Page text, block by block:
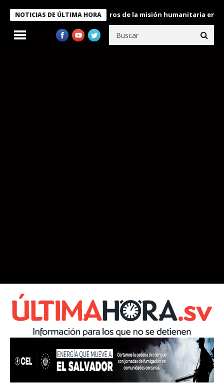
NOTICIAS DE ÚLTIMA HORA
Bukele condecora a miembros de la misión humanitaria enviada